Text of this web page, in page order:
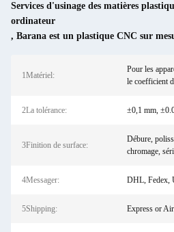
Services d'usinage des matières
ordinateur
, Barana est un plastique CNC sur
1Matériel:
Pour les
le coefficient
2La tolérance: ±0,1 mm,
3Finition de surface:
Débure,
chromage,
4Messager: DHL, Fedex,
5Shipping: Express or